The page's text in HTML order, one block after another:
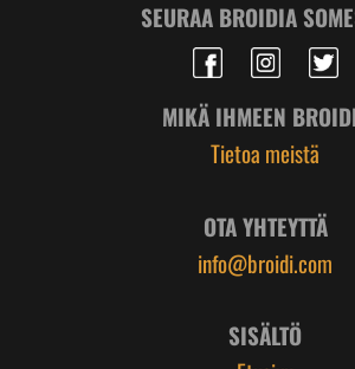
SEURAA BROIDIA
MIKÄ IHMEEN
Tietoa meistä
OTA YHTEYTTÄ
info@broidi.com
SISÄLTÖ